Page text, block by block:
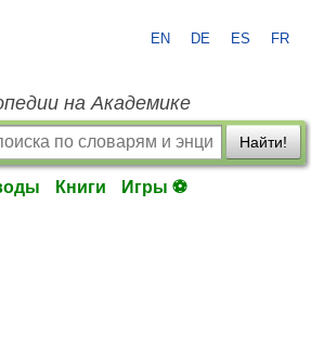
EN DE ES FR
на Академике
Найти!
Книги Игры ⚽